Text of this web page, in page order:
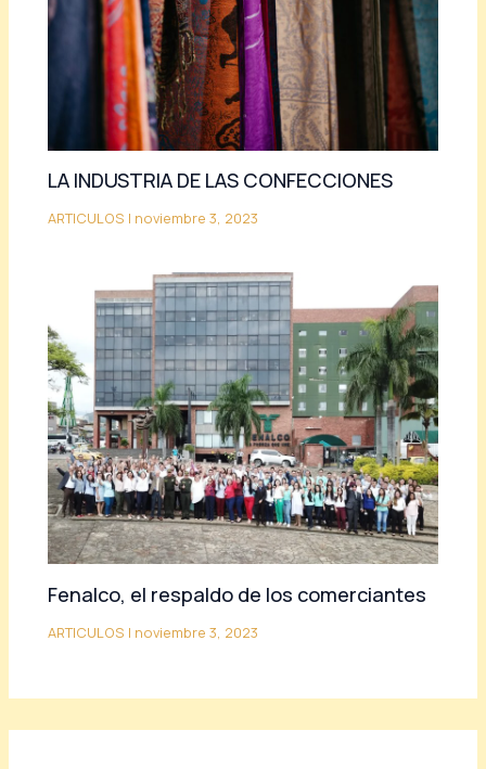
LA INDUSTRIA DE LAS CONFECCIONES
ARTICULOS | noviembre 3, 2023
Fenalco, el respaldo de los comerciantes
ARTICULOS | noviembre 3, 2023